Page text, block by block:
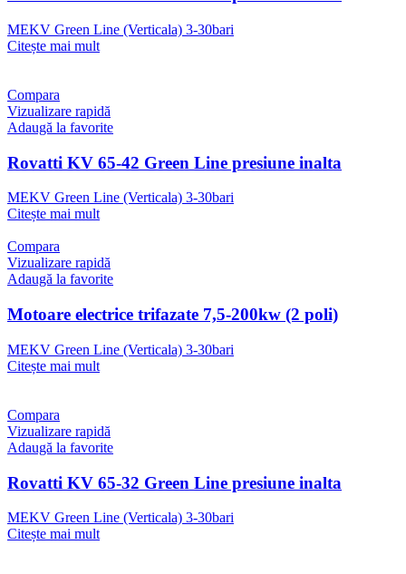
MEKV Green Line (Verticala) 3-30bari
Citește mai mult
Compara
Vizualizare rapidă
Adaugă la favorite
Rovatti KV 65-42 Green Line presiune inalta
MEKV Green Line (Verticala) 3-30bari
Citește mai mult
Compara
Vizualizare rapidă
Adaugă la favorite
Motoare electrice trifazate 7,5-200kw (2 poli)
MEKV Green Line (Verticala) 3-30bari
Citește mai mult
Compara
Vizualizare rapidă
Adaugă la favorite
Rovatti KV 65-32 Green Line presiune inalta
MEKV Green Line (Verticala) 3-30bari
Citește mai mult